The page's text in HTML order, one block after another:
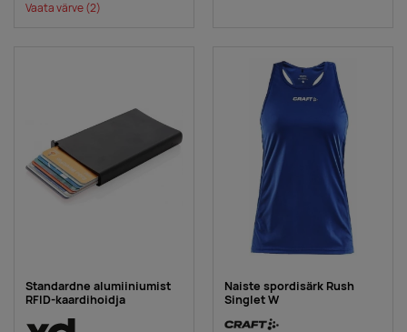
Vaata värve(2)
Standardne alumiiniumist
RFID-kaardihoidja
Naiste spordisärk Rush
Singlet W